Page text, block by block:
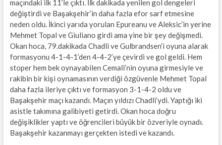
maçındaki ilk 11’le çıktı. İlk dakikada yenilen gol dengeleri
değiştirdi ve Başakşehir’in daha fazla efor sarf etmesine
neden oldu. İkinci yarıda yorulan Epureanu ve Aleksic’in yerine
Mehmet Topal ve Giuliano girdi ama yine bir şey değişmedi.
Okan hoca, 79.dakikada Chadli ve Gulbrandsen’i oyuna alarak
formasyonu 4-1-4-1’den 4-4-2’ye çevirdi ve gol geldi. Hem
stoper hem bek oynayabilen Cemali’nin oyuna girmesiyle ve
rakibin bir kişi oynamasının verdiği özgüvenle Mehmet Topal
daha fazla ileriye çıktı ve formasyon 3-1-4-2 oldu ve
Başakşehir maçı kazandı. Maçın yıldızı Chadli’ydi. Yaptığı iki
asistle takımına galibiyeti getirdi. Okan hoca doğru
değişiklikler yaptı ve öğrencileri büyük bir özveriyle oynadı.
Başakşehir kazanmayı gerçekten istedi ve kazandı.